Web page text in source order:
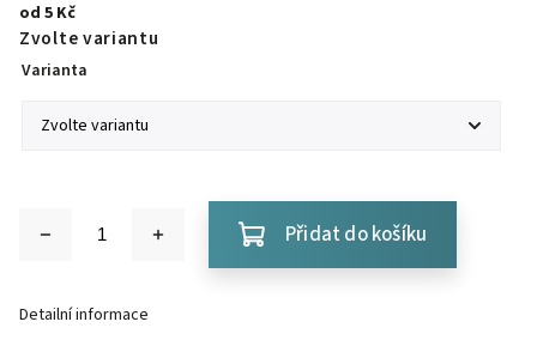
od 5 Kč
Zvolte variantu
Varianta
Přidat do košíku
Detailní informace